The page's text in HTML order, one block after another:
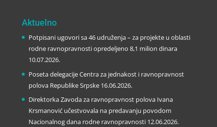
Aktuelno
Potpisani ugovori sa 46 udruženja – za projekte u oblasti
rodne ravnopravnosti opredeljeno 8,1 milion dinara
10.07.2026.
Poseta delegacije Centra za jednakost i ravnopravnost
polova Republike Srpske 16.06.2026.
Direktorka Zavoda za ravnopravnost polova Ivana
Krsmanović učestvovala na predavanju povodom
Nacionalnog dana rodne ravnopravnosti 12.06.2026.